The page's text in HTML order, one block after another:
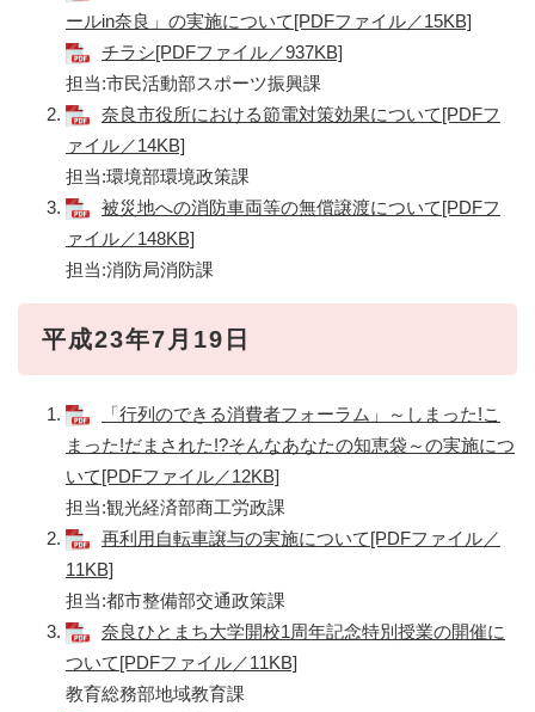
ールin奈良」の実施について[PDFファイル／15KB]
チラシ[PDFファイル／937KB]
担当:市民活動部スポーツ振興課
奈良市役所における節電対策効果について[PDFフ
ァイル／14KB]
担当:環境部環境政策課
被災地への消防車両等の無償譲渡について[PDFフ
ァイル／148KB]
担当:消防局消防課
平成23年7月19日
「行列のできる消費者フォーラム」～しまった!こ
まった!だまされた!?そんなあなたの知恵袋～の実施につ
いて[PDFファイル／12KB]
担当:観光経済部商工労政課
再利用自転車譲与の実施について[PDFファイル／
11KB]
担当:都市整備部交通政策課
奈良ひとまち大学開校1周年記念特別授業の開催に
ついて[PDFファイル／11KB]
教育総務部地域教育課